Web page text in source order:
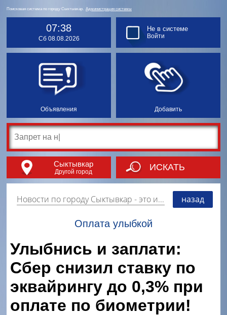
Поисковая система по городу Сыктывкар. Администрация системы
07:38
Сб 08.08.2026
Объявления Добавить
Не в системе
Войти
Сыктывкар
Другой город ИСКАТЬ
Новости по городу Сыктывкар - это информация о событиях, мероприятиях и торгово-коммерческой деятельности города. Страницу наполняют платные и бесплатные объявления, имеющие функцию "поднятия вверх списка". назад
Оплата улыбкой
Улыбнись и заплати:
Сбер снизил ставку по
эквайрингу до 0,3% при
оплате по биометрии!